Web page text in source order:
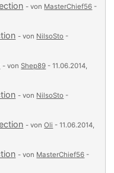
- von MasterChief56 -
- von NilsoSto -
- vonShep89 - 11.06.2014,
- von NilsoSto -
- vonOli - 11.06.2014,
- von MasterChief56 -